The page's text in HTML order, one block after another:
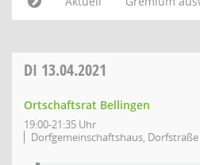
DI 13.04.2021
Ortschaftsrat Bellingen
19:00-21:35 Uhr
Dorfgemeinschaftshaus, Dorfstraße